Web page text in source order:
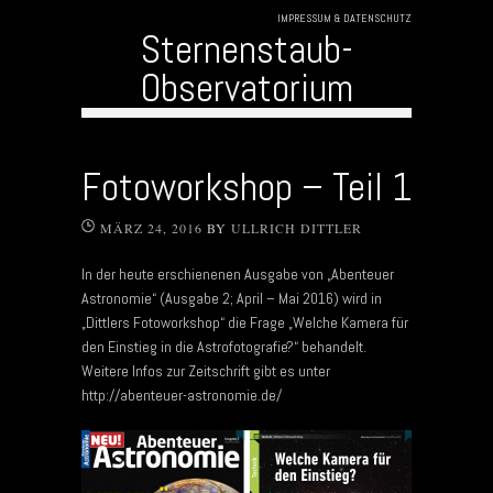
IMPRESSUM & DATENSCHUTZ
Sternenstaub-
Observatorium
Fotoworkshop – Teil 1
MÄRZ 24, 2016 BY ULLRICH DITTLER
In der heute erschienenen Ausgabe von „Abenteuer
Astronomie“ (Ausgabe 2; April – Mai 2016) wird in
„Dittlers Fotoworkshop“ die Frage „Welche Kamera für
den Einstieg in die Astrofotografie?“ behandelt.
Weitere Infos zur Zeitschrift gibt es unter
http://abenteuer-astronomie.de/